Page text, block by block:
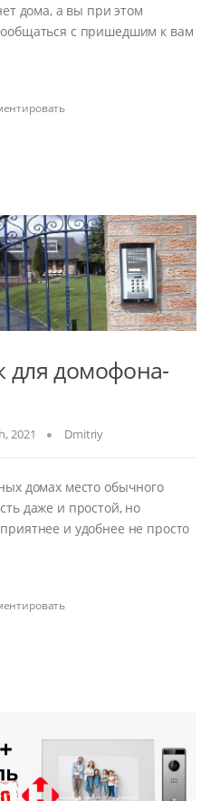
дома, а вы при этом
с пришедшим к вам
для домофона-
2021 Dmitriy
домах место обычного
даже и простой, но
и удобнее не просто